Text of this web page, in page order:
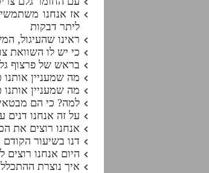
אז אנחנו
ליתר דבקות
ראינו שהעיגול,
כי יש לו השוואת
בראש של פרצוף
מה שמעניין אותנו
מה שמעניין
למה? כי הם
על זה אנחנו דנים
אנחנו רוצים את
דנו בשיעור
היום אנחנו
איך נוצרת